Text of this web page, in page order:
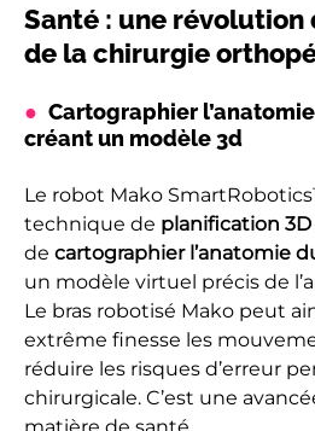
Santé : une révolution
de la chirurgie
Cartographier
créant un modèle 3d
Le robot Mako
technique de planification 3D
de cartographier l’anatomie
un modèle virtuel précis de
Le bras robotisé Mako peut
extrême finesse les
réduire les risques d’erreur
chirurgicale. C’est une